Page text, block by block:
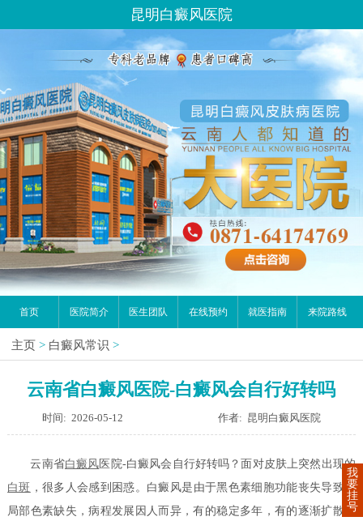
昆明白癜风医院
首页 医院简介 医生团队 在线预约 就医指南 来院路线
主页 > 白癜风常识 >
云南省白癜风医院-白癜风会自行好转吗
时间: 2026-05-12 作者: 昆明白癜风医院
云南省白癜风 医院-白癜风会自行好转吗？面对皮肤上突然出现的
白斑 ，很多人会感到困惑。白癜风是由于黑色素细胞功能丧失导致的
局部色素缺失，病程发展因人而异，有的稳定多年，有的逐渐扩散。
我
要
挂
号